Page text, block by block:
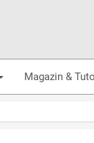
Magazin &